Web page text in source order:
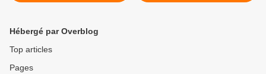
Hébergé par Overblog
Top articles
Pages